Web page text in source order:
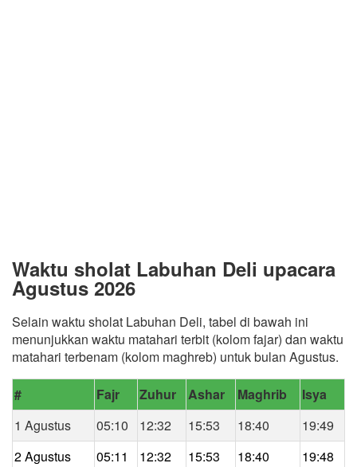
Waktu sholat Labuhan Deli upacara
Agustus 2026
Selain waktu sholat Labuhan Deli, tabel di bawah ini
menunjukkan waktu matahari terbit (kolom fajar) dan waktu
matahari terbenam (kolom maghreb) untuk bulan Agustus.
# Fajr Zuhur Ashar Maghrib
Isya
1 Agustus
05:10 12:32 15:53 18:40
19:49
2 Agustus
05:11 12:32 15:53 18:40
19:48